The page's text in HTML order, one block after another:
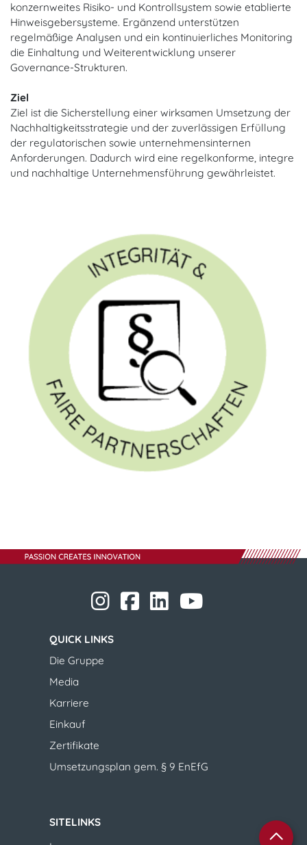
konzernweites Risiko- und Kontrollsystem sowie etablierte
Hinweisgebersysteme. Ergänzend unterstützen
regelmäßige Analysen und ein kontinuierliches Monitoring
die Einhaltung und Weiterentwicklung unserer
Governance-Strukturen.
Ziel
Ziel ist die Sicherstellung einer wirksamen Umsetzung der
Nachhaltigkeitsstrategie und der zuverlässigen Erfüllung
der regulatorischen sowie unternehmensinternen
Anforderungen. Dadurch wird eine regelkonforme, integre
und nachhaltige Unternehmensführung gewährleistet.
​​​​​​​ ​​​​​​​ ​​​​​​​​​​​ ​​​​​​​
QUICK LINKS
​​​​​​​Die Gruppe
Media
Karriere
Einkauf
Zertifikate
Umsetzungsplan gem. § 9 EnEfG
SITELINKS